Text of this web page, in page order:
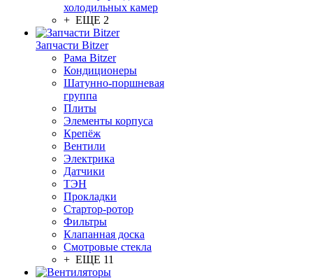
холодильных камер
+ ЕЩЕ 2
Запчасти Bitzer
Рама Bitzer
Кондиционеры
Шатунно-поршневая
группа
Плиты
Элементы корпуса
Крепёж
Вентили
Электрика
Датчики
ТЭН
Прокладки
Стартор-ротор
Фильтры
Клапанная доска
Смотровые стекла
+ ЕЩЕ 11